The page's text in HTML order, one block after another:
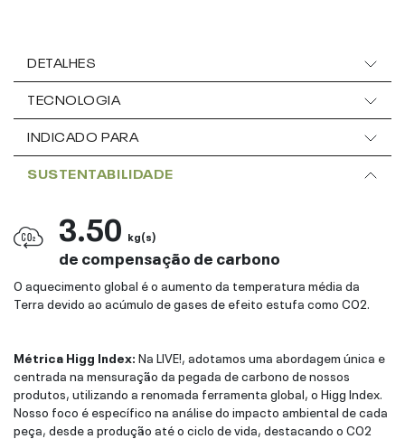
DETALHES
TECNOLOGIA
INDICADO PARA
SUSTENTABILIDADE
3.50 kg(s)
de compensação de carbono
O aquecimento global é o aumento da temperatura média da
Terra devido ao acúmulo de gases de efeito estufa como CO2.
Métrica Higg Index: Na LIVE!, adotamos uma abordagem única e
centrada na mensuração da pegada de carbono de nossos
produtos, utilizando a renomada ferramenta global, o Higg Index.
Nosso foco é específico na análise do impacto ambiental de cada
peça, desde a produção até o ciclo de vida, destacando o CO2